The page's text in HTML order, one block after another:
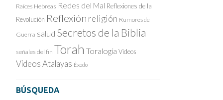
Raíces Hebreas Redes del Mal Reflexiones de la
Revolución Reflexión religión Rumores de
Guerra salud Secretos de la Biblia
señales del fin Torah Toralogía Videos
Videos Atalayas Éxodo
BÚSQUEDA